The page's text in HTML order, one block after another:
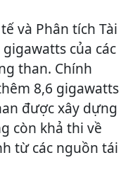
và Phân tích Tài
của các
than. Chính
8,6 gigawatts
được xây dựng
còn khả thi về
từ các nguồn tái